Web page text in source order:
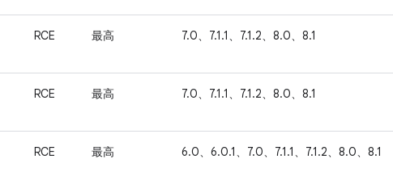
RCE 最高 7.0、7.1.1、7.1.2、8.0、8.1
RCE 最高 7.0、7.1.1、7.1.2、8.0、8.1
RCE 最高 6.0、6.0.1、7.0、7.1.1、7.1.2、8.0、8.1